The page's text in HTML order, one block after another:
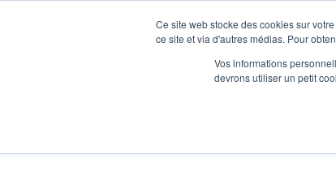
Ce site web stocke des cookies sur
ce site et via d'autres médias. Pour
Vos informations
devrons utiliser un petit